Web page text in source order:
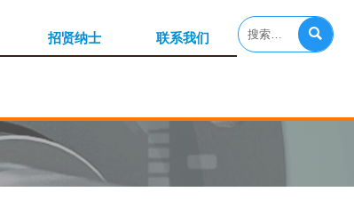
招贤纳士 联系我们 